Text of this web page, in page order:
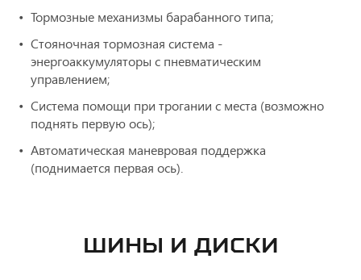
Тормозные механизмы барабанного типа;
Стояночная тормозная система -
энергоаккумуляторы с пневматическим
управлением;
Система помощи при трогании с места (возможно
поднять первую ось);
Автоматическая маневровая поддержка
(поднимается первая ось).
ШИНЫ И ДИСКИ